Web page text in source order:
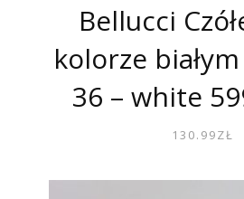
Bellucci
kolorze
36 – white
130.99ZŁ